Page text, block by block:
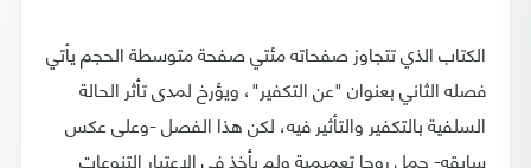
الكتاب الذي تتجاوز صفحاته مئتي صفحة متوسطة الحجم يأتي
فصله الثاني بعنوان "عن التكفير"، ويؤرخ لمدى تأثر الحالة
السلفية بالتكفير والتأثير فيه، لكن هذا الفصل -وعلى عكس
سابقه- حمل روحا تعميمية ولم يأخذ في الاعتبار التنوعات